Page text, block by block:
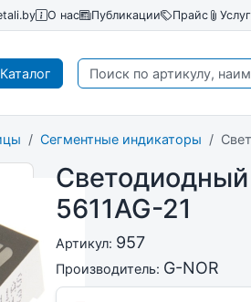
О нас Публикации Прайс
Каталог
Сегментные индикаторы
5611AG-21
Артикул: 957
Производитель: G-NOR